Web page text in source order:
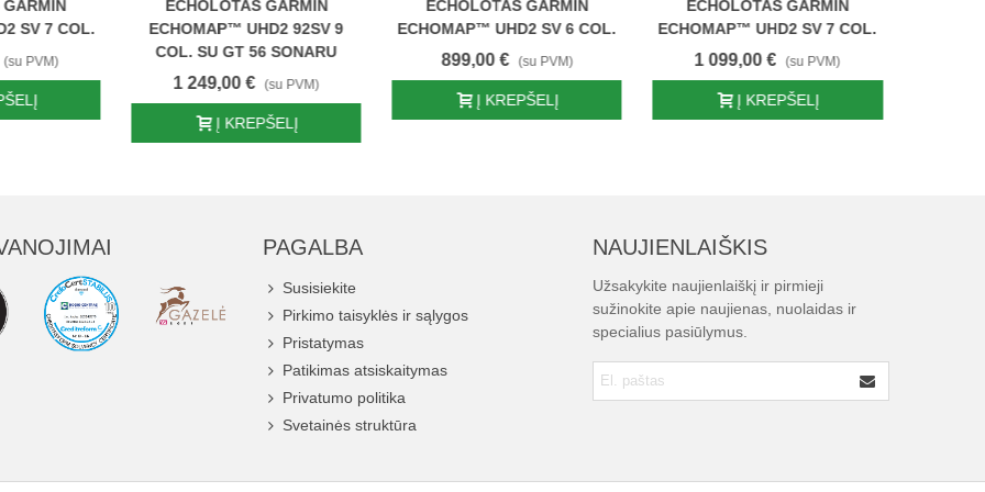
GARMIN
SV 7 COL.
(su PVM)
ECHOLOTAS GARMIN
ECHOMAP™ UHD2 92SV 9
COL. SU GT 56 SONARU
1 249,00 € (su PVM)
Į KREPŠELĮ
ECHOLOTAS GARMIN
ECHOMAP™ UHD2 SV 6 COL.
899,00 € (su PVM)
Į KREPŠELĮ
ECHOLOTAS GARMIN
ECHOMAP™ UHD2 SV 7 COL.
1 099,00 € (su PVM)
Į KREPŠELĮ
PAGALBA
Susisiekite
Pirkimo taisyklės ir sąlygos
Pristatymas
Patikimas atsiskaitymas
Privatumo politika
Svetainės struktūra
NAUJIENLAIŠKIS
Užsakykite naujienlaiškį ir pirmieji
sužinokite apie naujienas, nuolaidas ir
specialius pasiūlymus.